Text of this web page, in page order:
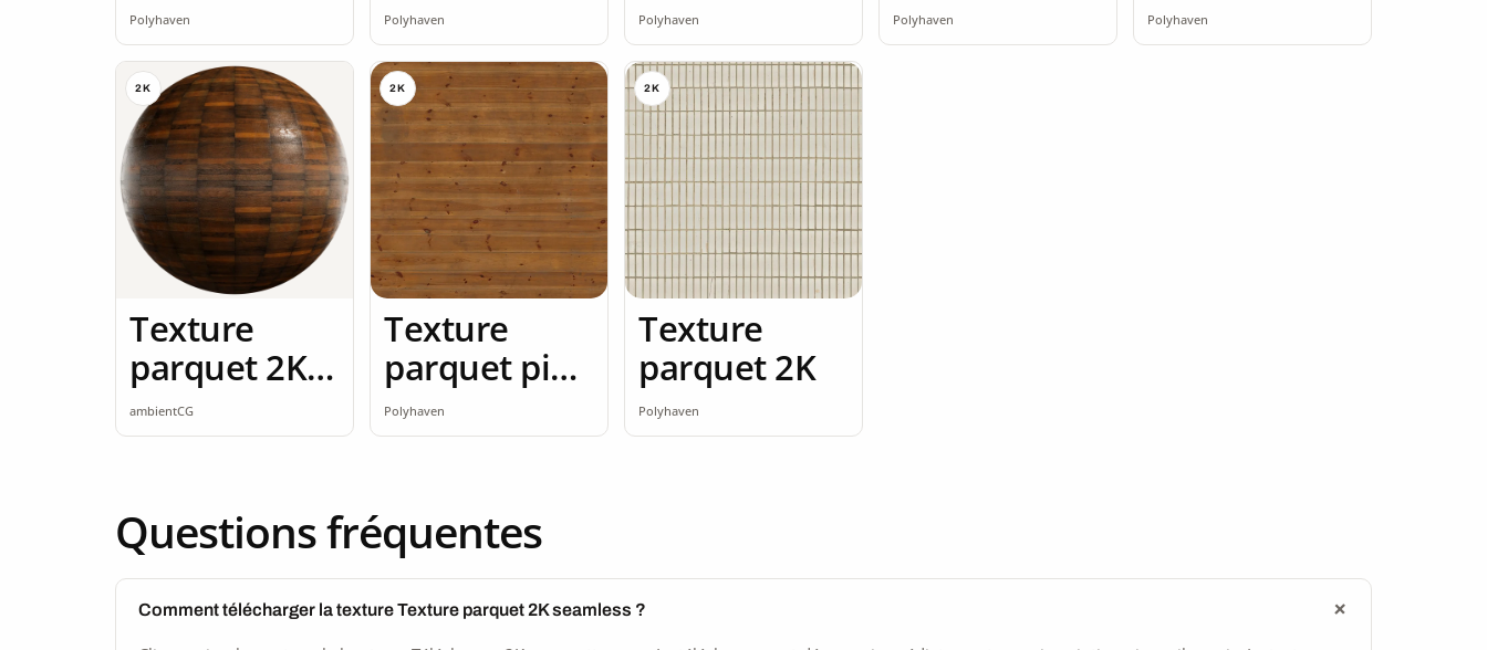
Polyhaven Polyhaven Polyhaven Polyhaven Polyhaven
2K
Texture
parquet 2K
seamless
ambientCG
2K
Texture
parquet pin
2K
Polyhaven
2K
Texture
parquet 2K
Polyhaven
Questions fréquentes
Comment télécharger la texture Texture parquet 2K seamless ?